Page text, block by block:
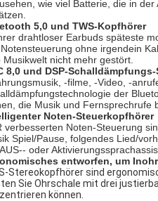
wie viel Batterie, die in
5,0 und TWS-Kopfhörer
drahtloser Earbuds späteste
ohne irgendein
Musikwelt nicht mehr gestört.
8,0 und DSP-
-filme, -Video, -
der
die Musik und Fernsprechrufe
Noten-Steuerkopfhörer
verbesserten Noten-Steuerung
Spiel/Pause, folgendes Lied/
oder
entworfen, um
Stereokopfhörer sind
Sie Ohrschale mit drei
können.